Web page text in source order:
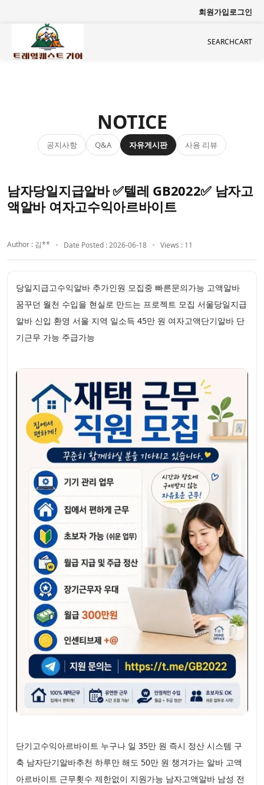
회원가입로그인
SEARCHCART
NOTICE
공지사항 Q&A 자유게시판 사용 리뷰
남자당일지급알바 ✅텔레 GB2022✅ 남자고
액알바 여자고수익아르바이트
Author : 김** Date Posted : 2026-06-18 Views : 11
당일지급고수익알바 추가인원 모집중 빠른문의가능 고액알바
꿈꾸던 월천 수입을 현실로 만드는 프로젝트 모집 서울당일지급
알바 신입 환영 서울 지역 일소득 45만 원 여자고액단기알바 단
기근무 가능 주급가능
단기고수익아르바이트 누구나 일 35만 원 즉시 정산 시스템 구
축 남자단기알바추천 하루만 해도 50만 원 챙겨가는 알바 고액
아르바이트 근무횟수 제한없이 지원가능 남자고액알바 남성 전